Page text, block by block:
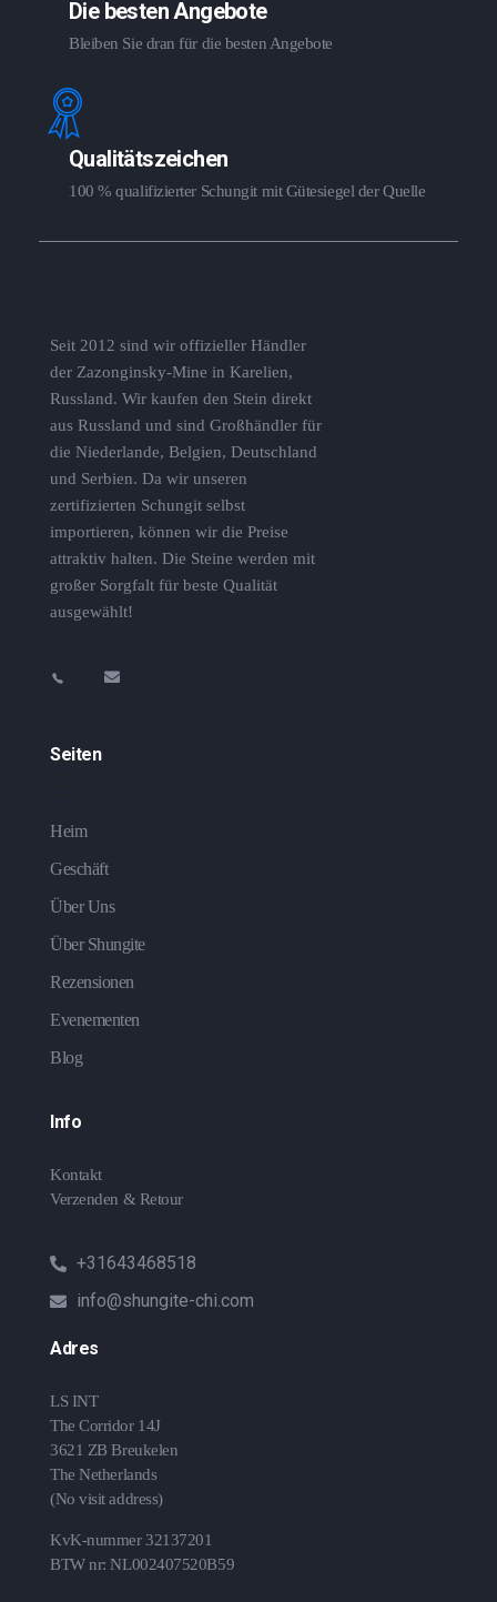
Die besten Angebote
Bleiben Sie dran für die besten Angebote
Qualitätszeichen
100 % qualifizierter Schungit mit Gütesiegel der Quelle
Seit 2012 sind wir offizieller Händler
der Zazonginsky-Mine in Karelien,
Russland. Wir kaufen den Stein direkt
aus Russland und sind Großhändler für
die Niederlande, Belgien, Deutschland
und Serbien. Da wir unseren
zertifizierten Schungit selbst
importieren, können wir die Preise
attraktiv halten. Die Steine ​​werden mit
großer Sorgfalt für beste Qualität
ausgewählt!
Seiten
Heim
Geschäft
Über Uns
Über Shungite
Rezensionen
Evenementen
Blog
Info
Kontakt
Verzenden & Retour
+31643468518
info@shungite-chi.com
Adres
LS INT
The Corridor 14J
3621 ZB Breukelen
The Netherlands
(No visit address)
KvK-nummer 32137201
BTW nr: NL002407520B59